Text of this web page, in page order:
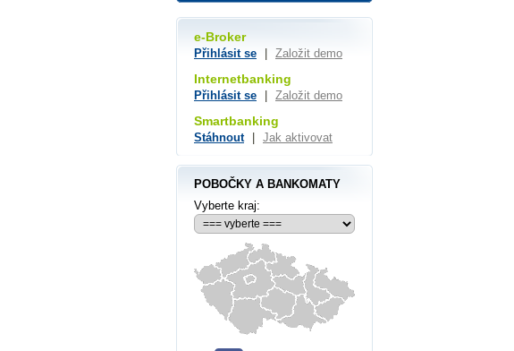
e-Broker
Přihlásit se Založit demo
Internetbanking
Přihlásit se Založit demo
Smartbanking
Stáhnout Jak aktivovat
POBOČKY A BANKOMATY
Vyberte kraj: